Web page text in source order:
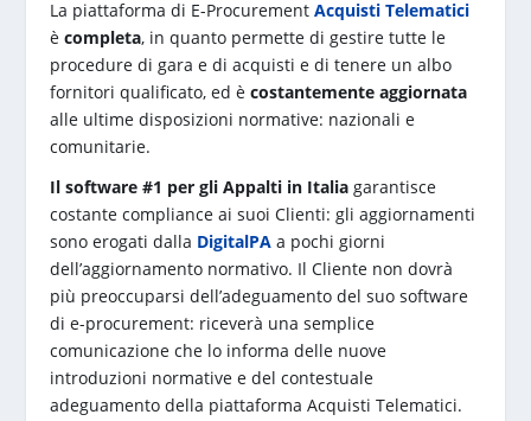
La piattaforma di E-ProcurementAcquisti Telematici
ècompleta, in quanto permette di gestire tutte le
procedure di gara e di acquisti e di tenere un albo
fornitori qualificato, ed ècostantemente aggiornata
alle ultime disposizioni normative: nazionali e
comunitarie.
Il software #1 per gli Appalti in Italiagarantisce
costante compliance ai suoi Clienti: gli aggiornamenti
sono erogati dalla DigitalPA a pochi giorni
dell’aggiornamento normativo. Il Cliente non dovrà
più preoccuparsi dell’adeguamento del suo software
di e-procurement: riceverà una semplice
comunicazione che lo informa delle nuove
introduzioni normative e del contestuale
adeguamento della piattaforma Acquisti Telematici.